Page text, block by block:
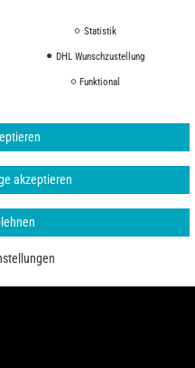
Statistik
DHL Wunschzustellung
Funktional
akzeptieren